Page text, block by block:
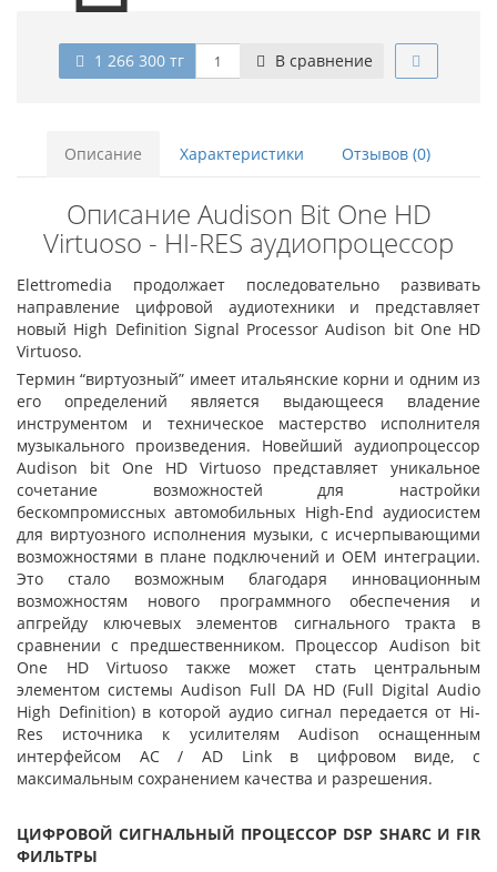
1 266 300 тг В сравнение
Описание Характеристики Отзывов (0)
Описание Audison Bit One HD
Virtuoso - HI-RES аудиопроцессор
Elettromedia продолжает последовательно развивать
направление цифровой аудиотехники и представляет
новый High Definition Signal Processor Audison bit One HD
Virtuoso.
Термин “виртуозный” имеет итальянские корни и одним из
его определений является выдающееся владение
инструментом и техническое мастерство исполнителя
музыкального произведения. Новейший аудиопроцессор
Audison bit One HD Virtuoso представляет уникальное
сочетание возможностей для настройки
бескомпромиссных автомобильных High-End аудиосистем
для виртуозного исполнения музыки, с исчерпывающими
возможностями в плане подключений и ОЕМ интеграции.
Это стало возможным благодаря инновационным
возможностям нового программного обеспечения и
апгрейду ключевых элементов сигнального тракта в
сравнении с предшественником. Процессор Audison bit
One HD Virtuoso также может стать центральным
элементом системы Audison Full DA HD (Full Digital Audio
High Definition) в которой аудио сигнал передается от Hi-
Res источника к усилителям Audison оснащенным
интерфейсом AC / AD Link в цифровом виде, с
максимальным сохранением качества и разрешения.
ЦИФРОВОЙ СИГНАЛЬНЫЙ ПРОЦЕССОР DSP SHARC И FIR
ФИЛЬТРЫ